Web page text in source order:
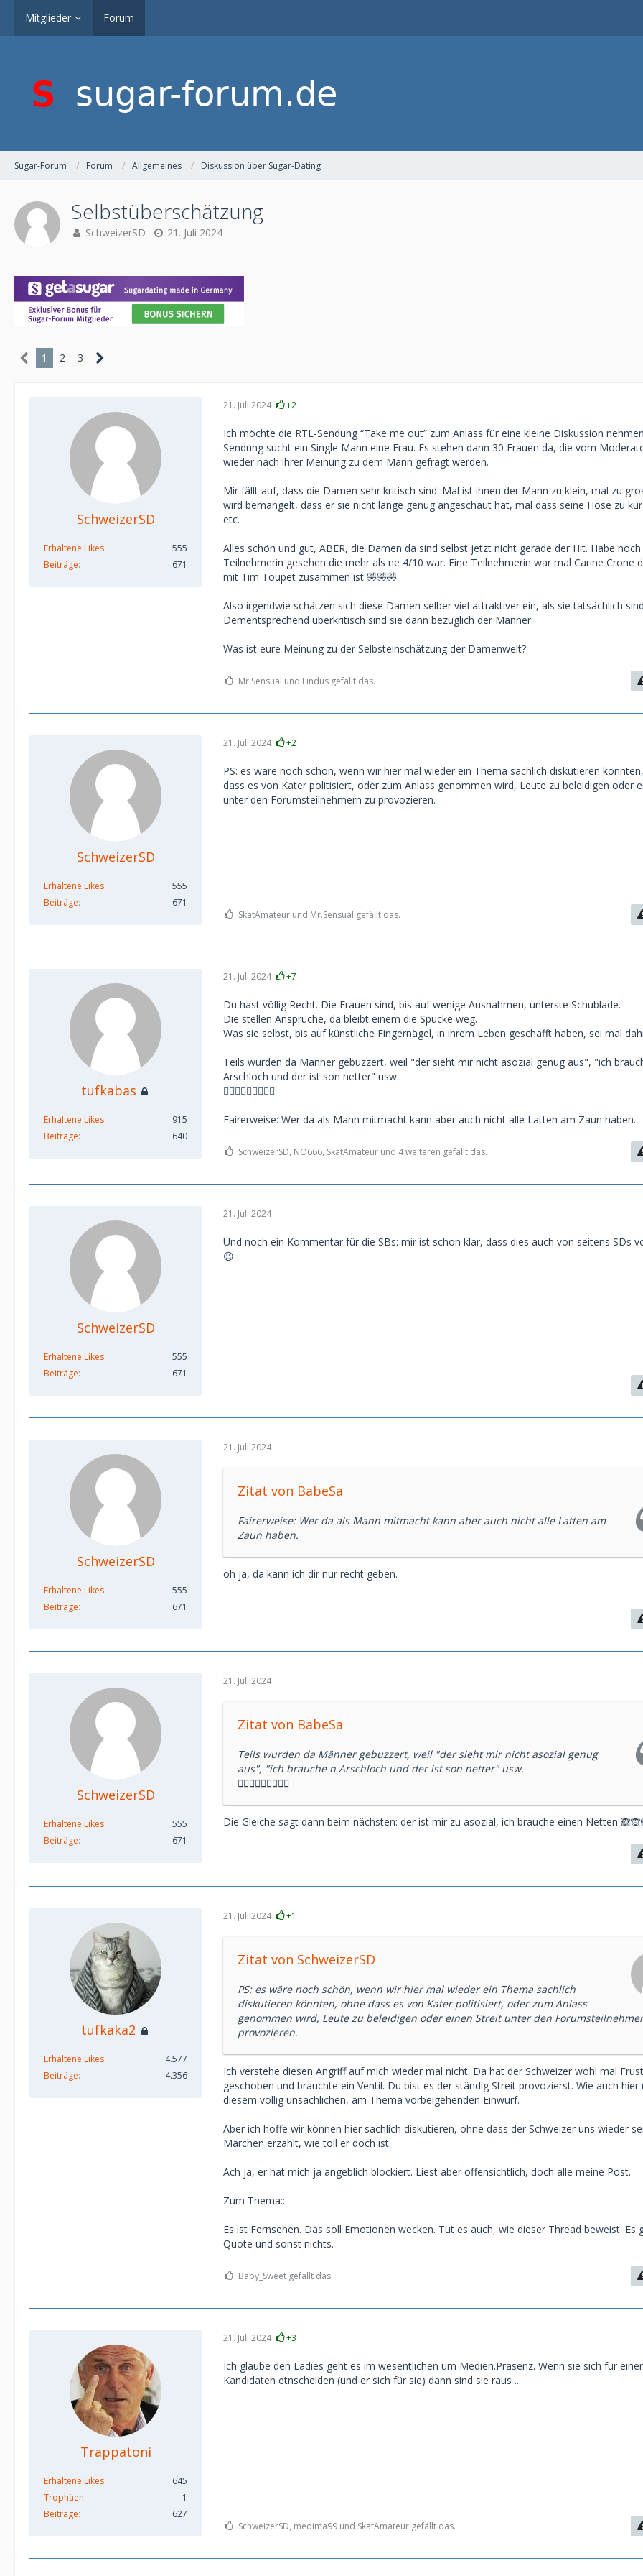
Mitglieder Forum
Sugar-Forum Forum Allgemeines Diskussion über Sugar-Dating
Selbstüberschätzung
SchweizerSD 21. Juli 2024
1 2 3
SchweizerSD
Erhaltene Likes
555
Beiträge
671
21. Juli 2024 +2
Ich möchte die RTL-Sendung “Take me out” zum Anlass für eine kleine Diskussion
Sendung sucht ein Single Mann eine Frau. Es stehen dann 30 Frauen da, die vom
wieder nach ihrer Meinung zu dem Mann gefragt werden.
Mir fällt auf, dass die Damen sehr kritisch sind. Mal ist ihnen der Mann zu klein, mal zu
wird bemängelt, dass er sie nicht lange genug angeschaut hat, mal dass seine Hose zu
etc.
Alles schön und gut, ABER, die Damen da sind selbst jetzt nicht gerade der Hit. Habe
Teilnehmerin gesehen die mehr als ne 4/10 war. Eine Teilnehmerin war mal Carine Crone
mit Tim Toupet zusammen ist 🤣🤣🤣
Also irgendwie schätzen sich diese Damen selber viel attraktiver ein, als sie tatsächlich
Dementsprechend überkritisch sind sie dann bezüglich der Männer.
Was ist eure Meinung zu der Selbsteinschätzung der Damenwelt?
Mr.Sensual und Findus gefällt das.
SchweizerSD
Erhaltene Likes
555
Beiträge
671
21. Juli 2024 +2
PS: es wäre noch schön, wenn wir hier mal wieder ein Thema sachlich diskutieren
dass es von Kater politisiert, oder zum Anlass genommen wird, Leute zu beleidigen oder
unter den Forumsteilnehmern zu provozieren.
SkatAmateur und Mr.Sensual gefällt das.
tufkabas
Erhaltene Likes
915
Beiträge
640
21. Juli 2024 +7
Du hast völlig Recht. Die Frauen sind, bis auf wenige Ausnahmen, unterste Schublade.
Die stellen Ansprüche, da bleibt einem die Spucke weg.
Was sie selbst, bis auf künstliche Fingernägel, in ihrem Leben geschafft haben, sei mal
Teils wurden da Männer gebuzzert, weil "der sieht mir nicht asozial genug aus", "ich
Arschloch und der ist son netter" usw.
🤦🏼‍♀️🤦🏼‍♀️🤦🏼‍♀️
Fairerweise: Wer da als Mann mitmacht kann aber auch nicht alle Latten am Zaun haben.
SchweizerSD, NO666, SkatAmateur und 4 weiteren gefällt das.
SchweizerSD
Erhaltene Likes
555
Beiträge
671
21. Juli 2024
Und noch ein Kommentar für die SBs: mir ist schon klar, dass dies auch von seitens SDs
😉
SchweizerSD
Erhaltene Likes
555
Beiträge
671
21. Juli 2024
Zitat von BabeSa
Fairerweise: Wer da als Mann mitmacht kann aber auch nicht alle Latten am
Zaun haben.
oh ja, da kann ich dir nur recht geben.
SchweizerSD
Erhaltene Likes
555
Beiträge
671
21. Juli 2024
Zitat von BabeSa
Teils wurden da Männer gebuzzert, weil "der sieht mir nicht asozial genug
aus", "ich brauche n Arschloch und der ist son netter" usw.
🤦🏼‍♀️🤦🏼‍♀️🤦🏼‍♀️
Die Gleiche sagt dann beim nächsten: der ist mir zu asozial, ich brauche einen Netten
tufkaka2
Erhaltene Likes
4.577
Beiträge
4.356
21. Juli 2024 +1
Zitat von SchweizerSD
PS: es wäre noch schön, wenn wir hier mal wieder ein Thema sachlich
diskutieren könnten, ohne dass es von Kater politisiert, oder zum Anlass
genommen wird, Leute zu beleidigen oder einen Streit unter den
provozieren.
Ich verstehe diesen Angriff auf mich wieder mal nicht. Da hat der Schweizer wohl mal Frust
geschoben und brauchte ein Ventil. Du bist es der ständig Streit provozierst. Wie auch hier
diesem völlig unsachlichen, am Thema vorbeigehenden Einwurf.
Aber ich hoffe wir können hier sachlich diskutieren, ohne dass der Schweizer uns wieder
Märchen erzählt, wie toll er doch ist.
Ach ja, er hat mich ja angeblich blockiert. Liest aber offensichtlich, doch alle meine Post.
Zum Thema::
Es ist Fernsehen. Das soll Emotionen wecken. Tut es auch, wie dieser Thread beweist. Es
Quote und sonst nichts.
Baby_Sweet gefällt das.
Trappatoni
Erhaltene Likes
645
Trophäen
1
Beiträge
627
21. Juli 2024 +3
Ich glaube den Ladies geht es im wesentlichen um Medien.Präsenz. Wenn sie sich für
Kandidaten etnscheiden (und er sich für sie) dann sind sie raus ....
SchweizerSD, medima99 und SkatAmateur gefällt das.